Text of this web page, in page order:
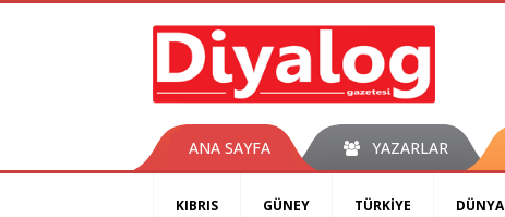
ANA SAYFA YAZARLAR
KIBRIS GÜNEY TÜRKİYE DÜNYA